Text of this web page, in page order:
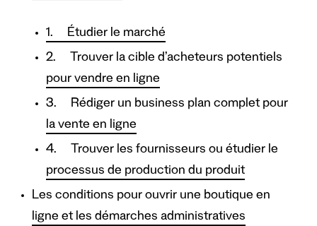
1. Étudier le marché
2. Trouver la cible d’acheteurs potentiels
pour vendre en ligne
3. Rédiger un business plan complet pour
la vente en ligne
4. Trouver les fournisseurs ou étudier le
processus de production du produit
Les conditions pour ouvrir une boutique en
ligne et les démarches administratives